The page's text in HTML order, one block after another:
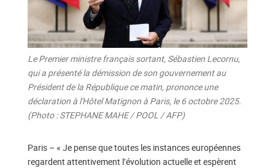
Le Premier ministre français sortant, Sébastien Lecornu,
qui a présenté la démission de son gouvernement au
Président de la République ce matin, prononce une
déclaration à l'Hôtel Matignon à Paris, le 6 octobre 2025.
(Photo : STEPHANE MAHE / POOL / AFP)
Paris – « Je pense que toutes les instances européennes
regardent attentivement l’évolution actuelle et espèrent